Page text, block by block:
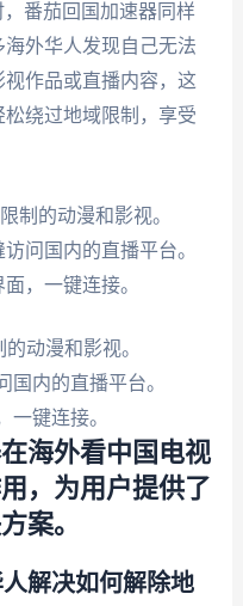
番茄回国加速器同样
外华人发现自己无法
作品或直播内容，这
绕过地域限制，享受
制的动漫和影视。
问国内的直播平台。
，一键连接。
动漫和影视。
国内的直播平台。
一键连接。
海外看中国电视
，为用户提供了
案。
解决如何解除地